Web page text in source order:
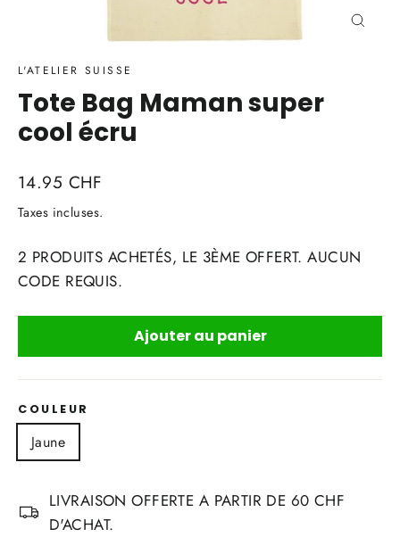
L'ATELIER SUISSE
Tote Bag Maman super
cool écru
Prix
régulier
14.95 CHF
Taxes incluses.
2 PRODUITS ACHETÉS, LE 3ÈME OFFERT. AUCUN
CODE REQUIS.
Ajouter au panier
COULEUR
Jaune
LIVRAISON OFFERTE A PARTIR DE 60 CHF
D'ACHAT.